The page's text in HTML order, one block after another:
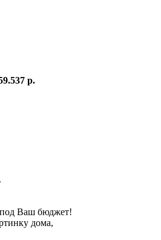
р.
под Ваш бюджет!
дома,